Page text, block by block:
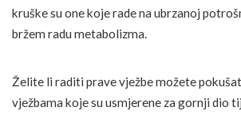
kruške su one koje rade na ubrzanoj
bržem radu metabolizma.
Želite li raditi prave vježbe možete
vježbama koje su usmjerene za gornji dio